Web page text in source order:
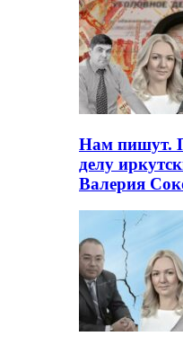
Нам пишут.
делу
Валерия